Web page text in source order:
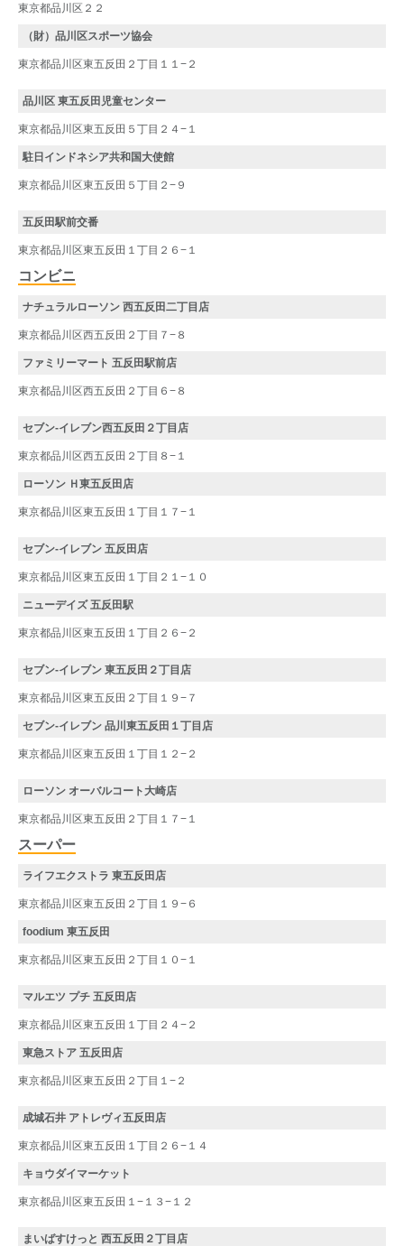
東京都品川区２２
（財）品川区スポーツ協会
東京都品川区東五反田２丁目１１−２
品川区 東五反田児童センター
東京都品川区東五反田５丁目２４−１
駐日インドネシア共和国大使館
東京都品川区東五反田５丁目２−９
五反田駅前交番
東京都品川区東五反田１丁目２６−１
コンビニ
ナチュラルローソン 西五反田二丁目店
東京都品川区西五反田２丁目７−８
ファミリーマート 五反田駅前店
東京都品川区西五反田２丁目６−８
セブン-イレブン西五反田２丁目店
東京都品川区西五反田２丁目８−１
ローソン Ｈ東五反田店
東京都品川区東五反田１丁目１７−１
セブン-イレブン 五反田店
東京都品川区東五反田１丁目２１−１０
ニューデイズ 五反田駅
東京都品川区東五反田１丁目２６−２
セブン-イレブン 東五反田２丁目店
東京都品川区東五反田２丁目１９−７
セブン-イレブン 品川東五反田１丁目店
東京都品川区東五反田１丁目１２−２
ローソン オーバルコート大崎店
東京都品川区東五反田２丁目１７−１
スーパー
ライフエクストラ 東五反田店
東京都品川区東五反田２丁目１９−６
foodium 東五反田
東京都品川区東五反田２丁目１０−１
マルエツ プチ 五反田店
東京都品川区東五反田１丁目２４−２
東急ストア 五反田店
東京都品川区東五反田２丁目１−２
成城石井 アトレヴィ五反田店
東京都品川区東五反田１丁目２６−１４
キョウダイマーケット
東京都品川区東五反田１−１３−１２
まいばすけっと 西五反田２丁目店